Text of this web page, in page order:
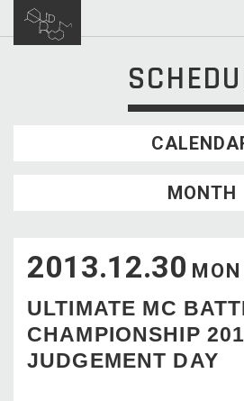
WED
2
3 4 5
16
17 18 19
23
24 25 26
30
31
MONTH
2013.12.30 MON
ULTIMATE MC
CHAMPIONSHIP
JUDGEMENT DAY